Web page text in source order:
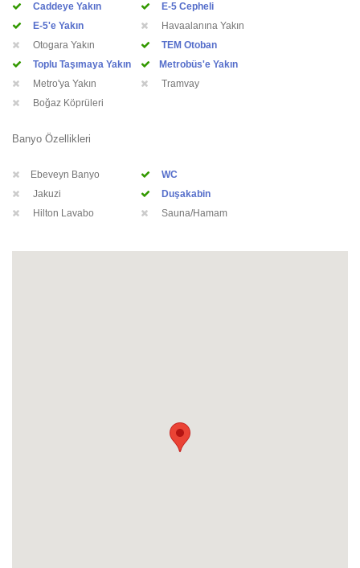
Caddeye Yakın
E-5 Cepheli
E-5'e Yakın
Havaalanına Yakın
Otogara Yakın
TEM Otoban
Toplu Taşımaya Yakın
Metrobüs'e Yakın
Metro'ya Yakın
Tramvay
Boğaz Köprüleri
Banyo Özellikleri
Ebeveyn Banyo
WC
Jakuzi
Duşakabin
Hilton Lavabo
Sauna/Hamam